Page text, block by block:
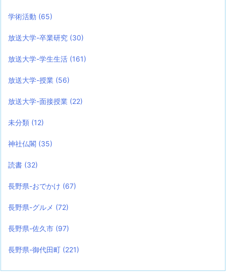
学術活動 (65)
放送大学-卒業研究 (30)
放送大学-学生生活 (161)
放送大学-授業 (56)
放送大学-面接授業 (22)
未分類 (12)
神社仏閣 (35)
読書 (32)
長野県-おでかけ (67)
長野県-グルメ (72)
長野県-佐久市 (97)
長野県-御代田町 (221)